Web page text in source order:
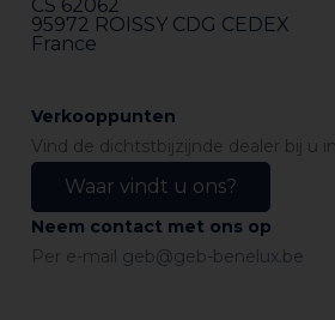
CS 62062
95972 ROISSY CDG CEDEX
France
Verkooppunten
Vind de dichtstbijzijnde dealer bij u
Waar vindt u ons?
Neem contact met ons op
Per e-mail geb@geb-benelux.be